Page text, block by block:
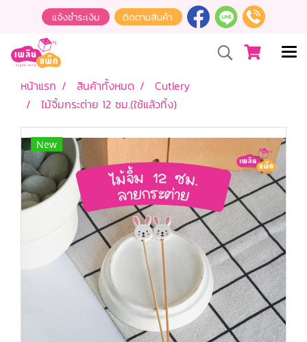
หน้าแรก สินค้าทั้งหมด
Cutlery
ไม้จิ้มกระต่าย 12 ซม.(ใช้แล้วทิ้ง)
New